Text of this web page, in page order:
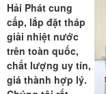
Hải Phát cung
cấp, lắp đặt tháp
giải nhiệt nước
trên toàn quốc,
chất lượng uy tín,
giá thành hợp lý.